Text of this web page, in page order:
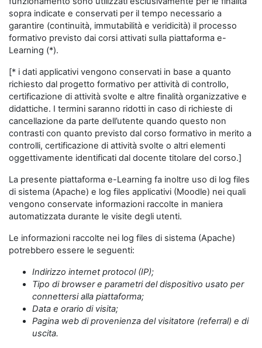
sopra indicate e conservati per il tempo necessario a
garantire (continuità, immutabilità e veridicità) il processo
formativo previsto dai corsi attivati sulla piattaforma e-
Learning (*).
[* i dati applicativi vengono conservati in base a quanto
richiesto dal progetto formativo per attività di controllo,
certificazione di attività svolte e altre finalità organizzative e
didattiche. I termini saranno ridotti in caso di richieste di
cancellazione da parte dell’utente quando questo non
contrasti con quanto previsto dal corso formativo in merito a
controlli, certificazione di attività svolte o altri elementi
oggettivamente identificati dal docente titolare del corso.]
La presente piattaforma e-Learning fa inoltre uso di log files
di sistema (Apache) e log files applicativi (Moodle) nei quali
vengono conservate informazioni raccolte in maniera
automatizzata durante le visite degli utenti.
Le informazioni raccolte nei log files di sistema (Apache)
potrebbero essere le seguenti:
Indirizzo internet protocol (IP);
Tipo di browser e parametri del dispositivo usato per
connettersi alla piattaforma;
Data e orario di visita;
Pagina web di provenienza del visitatore (referral) e di
uscita.